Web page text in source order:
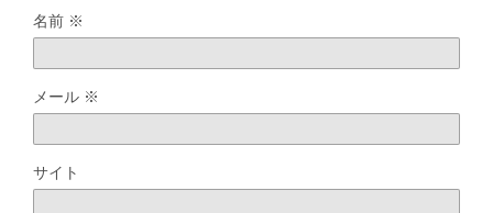
名前 ※
メール ※
サイト